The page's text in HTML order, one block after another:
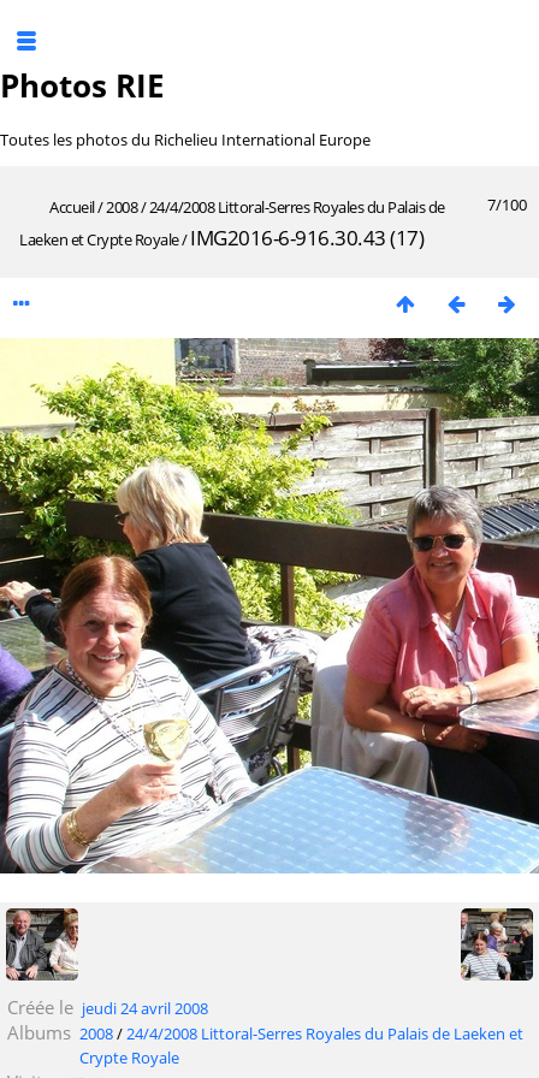
Photos RIE
Toutes les photos du Richelieu International Europe
7/100
Accueil/2008/24/4/2008 Littoral-Serres Royales du Palais de
Laeken et Crypte Royale/IMG2016-6-916.30.43 (17)
Créée le jeudi 24 avril 2008
Albums 2008/24/4/2008 Littoral-Serres Royales du Palais de Laeken et
Crypte Royale